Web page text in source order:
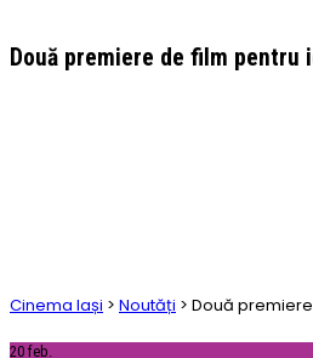
Două premiere de film pentru
Cinema Iași > Noutăți > Două
20 feb.